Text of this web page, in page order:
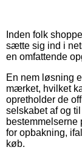
Inden folk
sætte sig ind i
en omfattende
En nem løsning
mærket, hvilket
opretholder de
selskabet af og
bestemmelserne
for opbakning,
køb.